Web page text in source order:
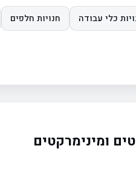
כלי עבודה חנויות חלפים
ומינימרקטים